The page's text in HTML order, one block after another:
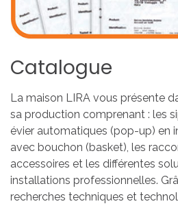
Catalogue
La maison LIRA vous présente
sa production comprenant : les
évier automatiques (pop-up) en
avec bouchon (basket), les
accessoires et les différentes
installations professionnelles.
recherches techniques et